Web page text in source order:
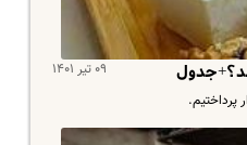
۰۹ تیر ۱۴۰۱ شد؟+جدول
پرداختیم.